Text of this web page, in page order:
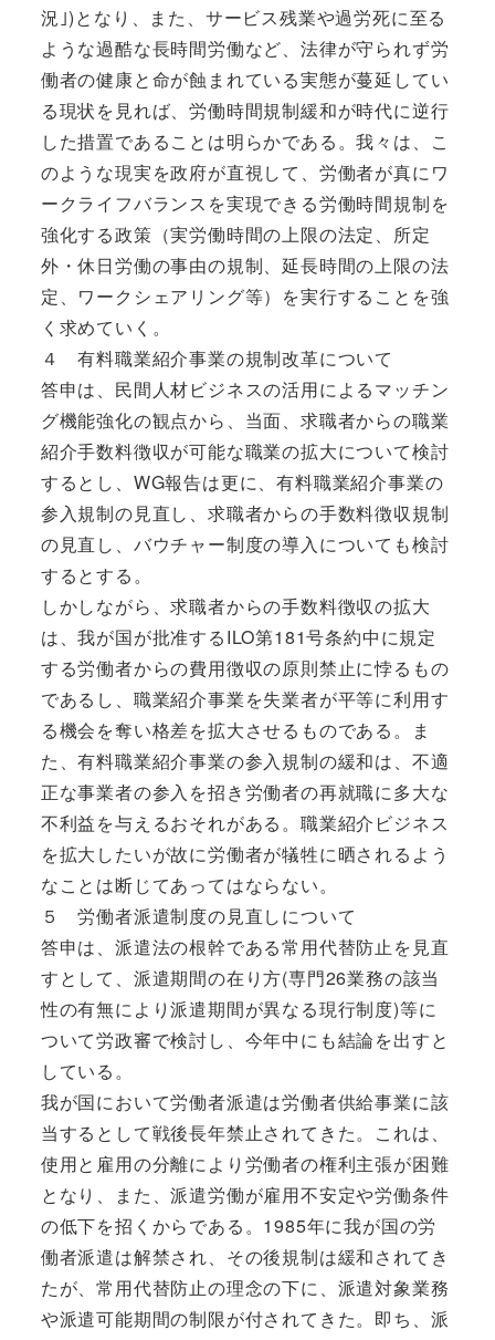
況｣)となり、また、サービス残業や過労死に至る
ような過酷な長時間労働など、法律が守られず労
働者の健康と命が蝕まれている実態が蔓延してい
る現状を見れば、労働時間規制緩和が時代に逆行
した措置であることは明らかである。我々は、こ
のような現実を政府が直視して、労働者が真にワ
ークライフバランスを実現できる労働時間規制を
強化する政策（実労働時間の上限の法定、所定
外・休日労働の事由の規制、延長時間の上限の法
定、ワークシェアリング等）を実行することを強
く求めていく。
４ 有料職業紹介事業の規制改革について
答申は、民間人材ビジネスの活用によるマッチン
グ機能強化の観点から、当面、求職者からの職業
紹介手数料徴収が可能な職業の拡大について検討
するとし、WG報告は更に、有料職業紹介事業の
参入規制の見直し、求職者からの手数料徴収規制
の見直し、バウチャー制度の導入についても検討
するとする。
しかしながら、求職者からの手数料徴収の拡大
は、我が国が批准するILO第181号条約中に規定
する労働者からの費用徴収の原則禁止に悖るもの
であるし、職業紹介事業を失業者が平等に利用す
る機会を奪い格差を拡大させるものである。ま
た、有料職業紹介事業の参入規制の緩和は、不適
正な事業者の参入を招き労働者の再就職に多大な
不利益を与えるおそれがある。職業紹介ビジネス
を拡大したいが故に労働者が犠牲に晒されるよう
なことは断じてあってはならない。
５ 労働者派遣制度の見直しについて
答申は、派遣法の根幹である常用代替防止を見直
すとして、派遣期間の在り方(専門26業務の該当
性の有無により派遣期間が異なる現行制度)等に
ついて労政審で検討し、今年中にも結論を出すと
している。
我が国において労働者派遣は労働者供給事業に該
当するとして戦後長年禁止されてきた。これは、
使用と雇用の分離により労働者の権利主張が困難
となり、また、派遣労働が雇用不安定や労働条件
の低下を招くからである。1985年に我が国の労
働者派遣は解禁され、その後規制は緩和されてき
たが、常用代替防止の理念の下に、派遣対象業務
や派遣可能期間の制限が付されてきた。即ち、派